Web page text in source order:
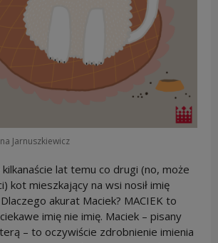
Jarnuszkiewicz
kilkanaście lat temu co drugi (no, może
kot mieszkający na wsi nosił imię
akurat Maciek? MACIEK to
imię nie imię. Maciek – pisany
– to oczywiście zdrobnienie imienia